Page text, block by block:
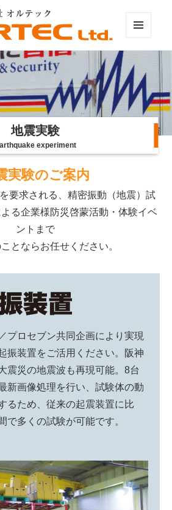
ック
地震実験
experiment
実験のご案内
要求される、精密振動（地震）試
る企業様防災啓蒙活動・体験イベ
ントまで
とならお任せください。
プロセブン共同企画により実現
振装置をご活用ください。阪神
震災の地震波も再現可能。8台
新画像処理を行い、試験体の動
るため、従来の起震装置に比
で多くの試験が可能です。